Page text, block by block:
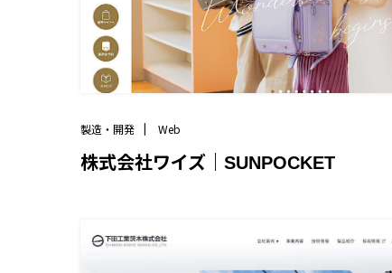
製造・開発 Web
株式会社ワイズ｜SUNPOCKET